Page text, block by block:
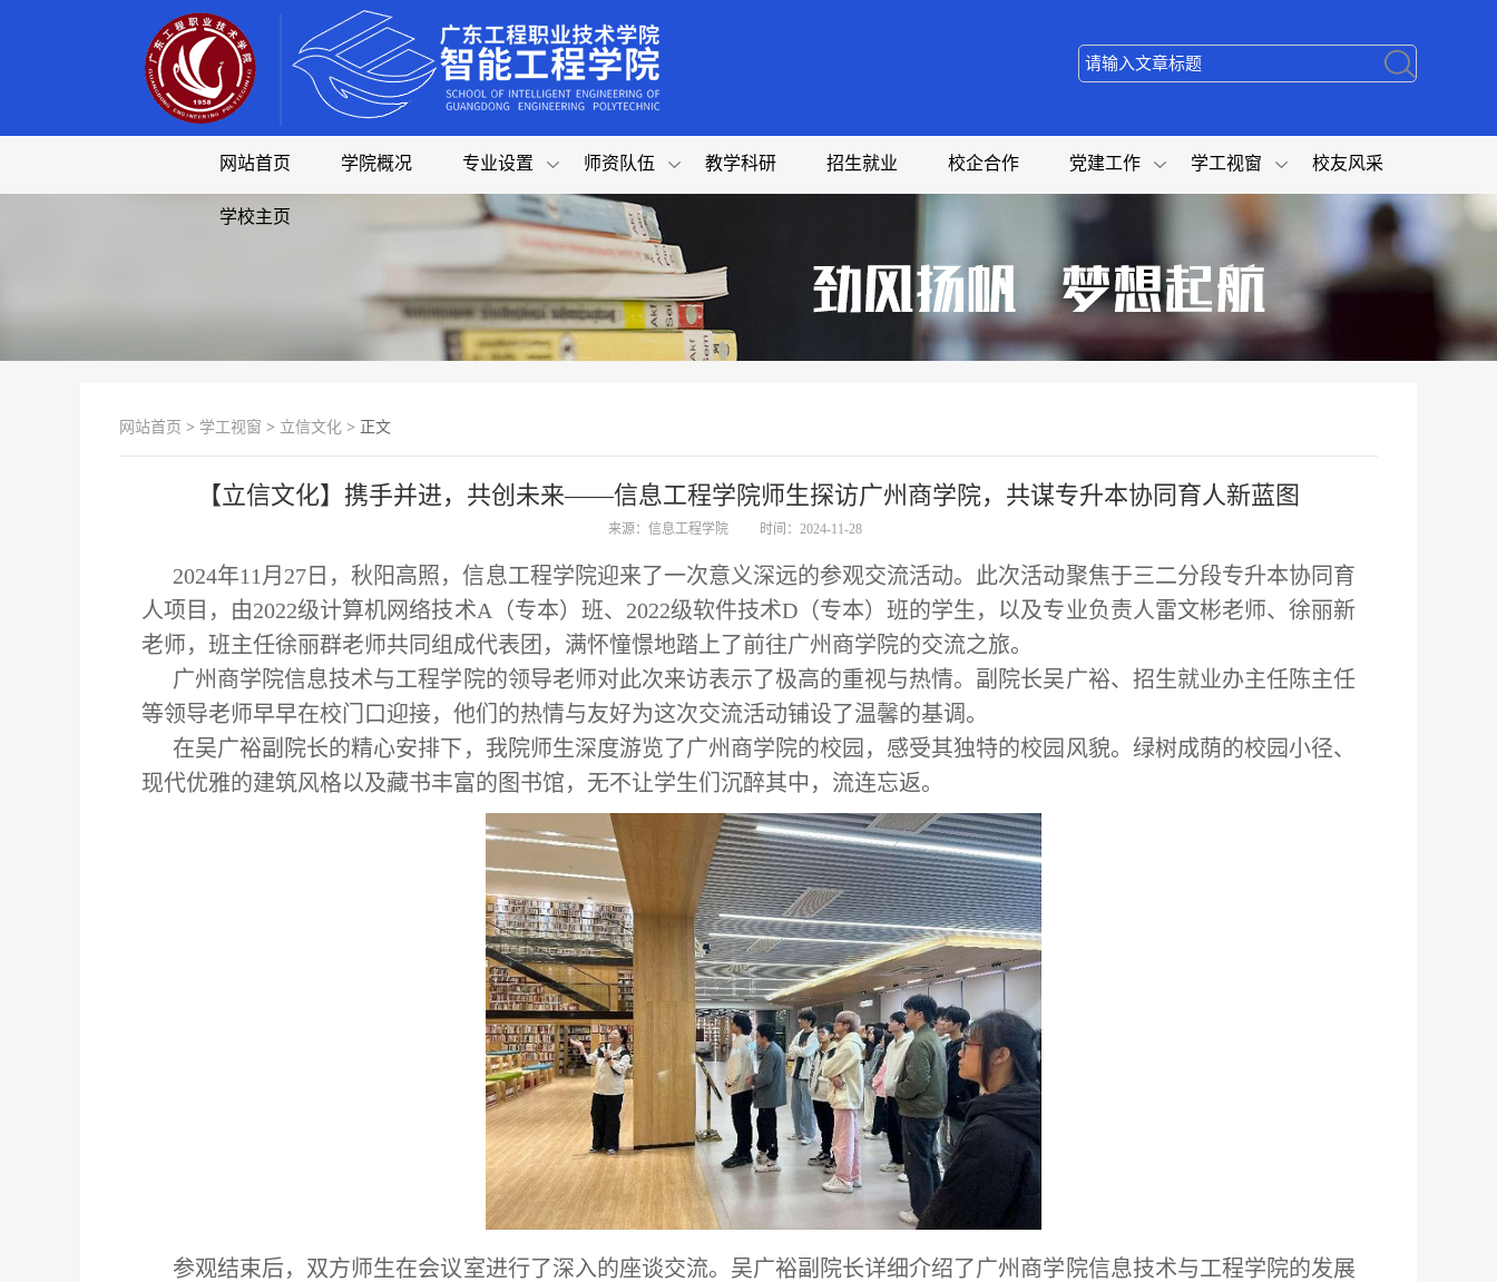
网站首页 学院概况 专业设置 师资队伍 教学科研 招生就业 校企合作 党建工作 学工视窗 校友风采
学校主页
网站首页 > 学工视窗 > 立信文化 > 正文
【立信文化】携手并进，共创未来——信息工程学院师生探访广州商学院，共谋专升本协同育人新蓝图
来源：信息工程学院 时间：2024-11-28
2024年11月27日，秋阳高照，信息工程学院迎来了一次意义深远的参观交流活动。此次活动聚焦于三二分段专升本协同育
人项目，由2022级计算机网络技术A（专本）班、2022级软件技术D（专本）班的学生，以及专业负责人雷文彬老师、徐丽新
老师，班主任徐丽群老师共同组成代表团，满怀憧憬地踏上了前往广州商学院的交流之旅。
广州商学院信息技术与工程学院的领导老师对此次来访表示了极高的重视与热情。副院长吴广裕、招生就业办主任陈主任
等领导老师早早在校门口迎接，他们的热情与友好为这次交流活动铺设了温馨的基调。
在吴广裕副院长的精心安排下，我院师生深度游览了广州商学院的校园，感受其独特的校园风貌。绿树成荫的校园小径、
现代优雅的建筑风格以及藏书丰富的图书馆，无不让学生们沉醉其中，流连忘返。
参观结束后，双方师生在会议室进行了深入的座谈交流。吴广裕副院长详细介绍了广州商学院信息技术与工程学院的发展